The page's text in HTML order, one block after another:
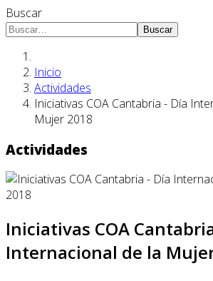
Buscar
Buscar
Inicio
Actividades
Iniciativas COA Cantabria - Día
Mujer 2018
Actividades
Iniciativas COA
Internacional de la